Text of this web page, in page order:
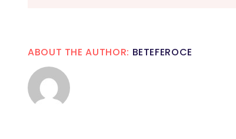
ABOUT THE AUTHOR: BETEFEROCE